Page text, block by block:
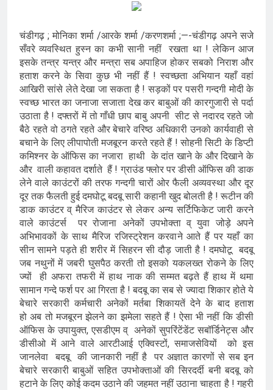
चंडीगढ़ ; मोनिका शर्मा /आरके शर्मा /करणशर्मा ;—-चंडीगढ़ अपने सजे
सँवरे व्यवस्थित हुस्न का कभी सानी नहीं रखता था ! लेकिन आज
इसके तन्त्र यन्त्र और मन्त्रा सब अपाहिज होकर सबको निराश और
हताश करने के सिवा कुछ भी नहीं हैं ! स्वच्छता अभियान यहाँ वहां
आखिरी सांसे लेते देखा जा सकता है ! सड़कों पर पसरी गन्दगी मोदी के
स्वच्छ भारत का जनाजा सजाता देख कर बाबुओं की कारगुजारी से पर्दा
उठाता है ! दफ्तरों में तो गाँधी छाप बाबु अपनी सीट से नदारद रहते जो
बैठे रहते वो ठगते रहते और बेचारे वरिष्ठ अधिकारी उनको कार्यवाही से
बचाने के लिए लीपापोती मजबूरन करते रहते हैं ! सोहनी सिटी के डिप्टी
कमिश्नर के ऑफिस का नजारा हाथी के दांत खाने के और दिखाने के
और वाली कहावत दर्शाते हैं ! ग्राउंड फ्लोर पर डीसी ऑफिस की डाक
लेने वाले काउंटरों की तरफ गन्दगी चारों ओर फैली अव्यवस्था और दूर
दूर तक फैलती हुई दमघोटू बदबू सारी कहानी खुद बोलती है ! रूटीन की
डाक काउंटर व् मैरिज काउंटर से लेकर अन्य सर्टिफिकेट जारी करने
वाले काउंटर्स पर रोजाना अनेकों उपभोक्ता व् युवा जोड़े अपने
अभिभावकों के साथ मैरिज रजिस्ट्रेशन करवाने आते हैं पर यहाँ का
सीन सामने पड़ते ही शरीर में सिहरन सी दौड़ जाती है ! दमघोटू बदबू
जब नथुनों में जबरी घुसपैठ करती तो इसको यकलख्त रोकने के लिए
ज्यों ही अफरा तफरी में हाथ नाक की सम्मत बढ़ते हैं हाथ में थमा
सामान गन्दे फर्श पर आ गिरता है ! बदबू का सब से ज्यादा शिकार होते ये
बेचारे सरकारी कर्मचारी अनेकों मर्तबा शिकायतें देने के बाद हताश
हो अब तो मजबूरन झेलने का झमेला सहते हैं ! ऐसा भी नहीं कि डीसी
ऑफिस के उपायुक्त, एसडीएम व् अनेकों सुपरिंटेंडेंट सबॉर्डिनेट्स और
डीसीओ में आने वाले आरटीआई एक्विस्टों, समाजसेवियों को इस
जानलेवा बदबू की जानकारी नहीं है पर अज्ञात कारणों से सब इन
बेचारे सरकारी बाबुओं सहित उपभोक्ताओं की सिरदर्दी बनी बदबू को
हटाने के लिए कोई कदम उठाने की जहमत नहीं उठाना चाहता है ! गहरी